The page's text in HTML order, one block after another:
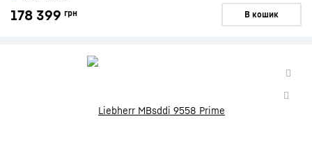
178 399 грн В кошик